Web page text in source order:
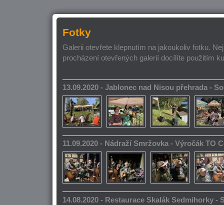
Fotky
Galerii otevřete klepnutím na jakoukoliv fotku.
procházení otevřených galerií docílíte použitím
13.09.2020 - Jablonec nad Nisou přehrada -
11.09.2020 - Nádraží Smržovka - Výročák TO
14.08.2020 - Restaurace Skalák Sedmihorky -